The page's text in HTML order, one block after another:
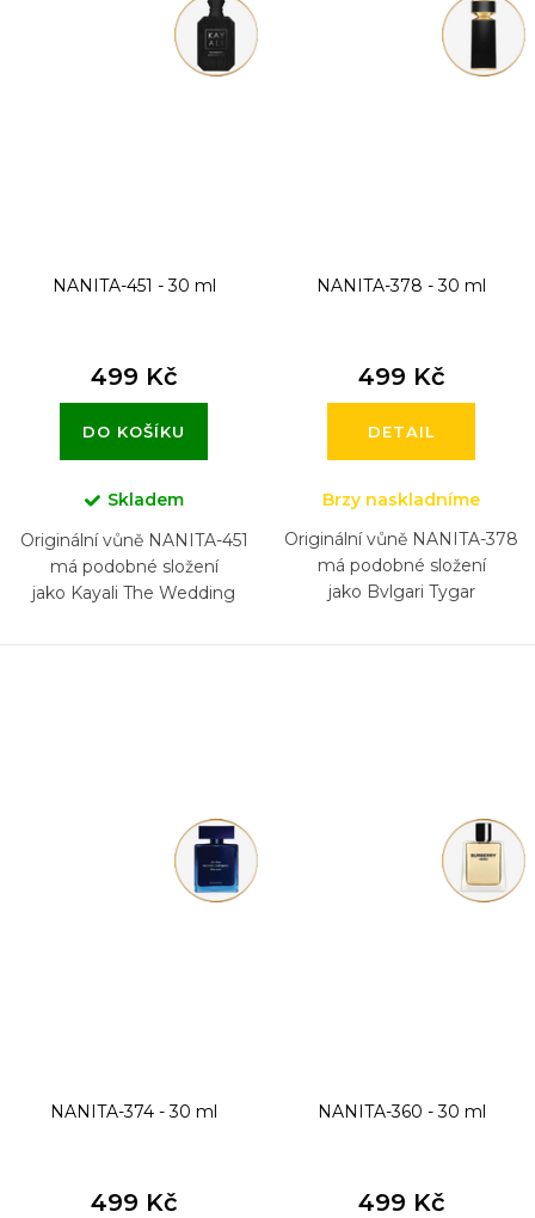
NANITA-451 - 30 ml
499 Kč
DO KOŠÍKU
Skladem
Originální vůně NANITA-451
má podobné složení
jako Kayali The Wedding
NANITA-378 - 30 ml
499 Kč
DETAIL
Brzy naskladníme
Originální vůně NANITA-378
má podobné složení
jako Bvlgari Tygar
NANITA-374 - 30 ml
499 Kč
NANITA-360 - 30 ml
499 Kč